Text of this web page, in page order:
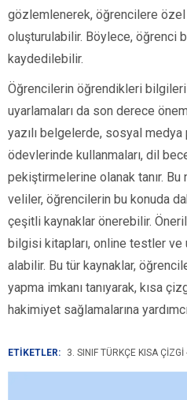
gözlemlenerek, öğrencilere
oluşturulabilir. Böylece, öğrenci
kaydedilebilir.
Öğrencilerin öğrendikleri bilgileri
uyarlamaları da son derece
yazılı belgelerde, sosyal medya
ödevlerinde kullanmaları, dil
pekiştirmelerine olanak tanır.
veliler, öğrencilerin bu konuda
çeşitli kaynaklar önerebilir.
bilgisi kitapları, online testler ve
alabilir. Bu tür kaynaklar,
yapma imkanı tanıyarak, kısa
hakimiyet sağlamalarına
ETİKETLER: 3. SINIF TÜRKÇE KISA ÇIZGI